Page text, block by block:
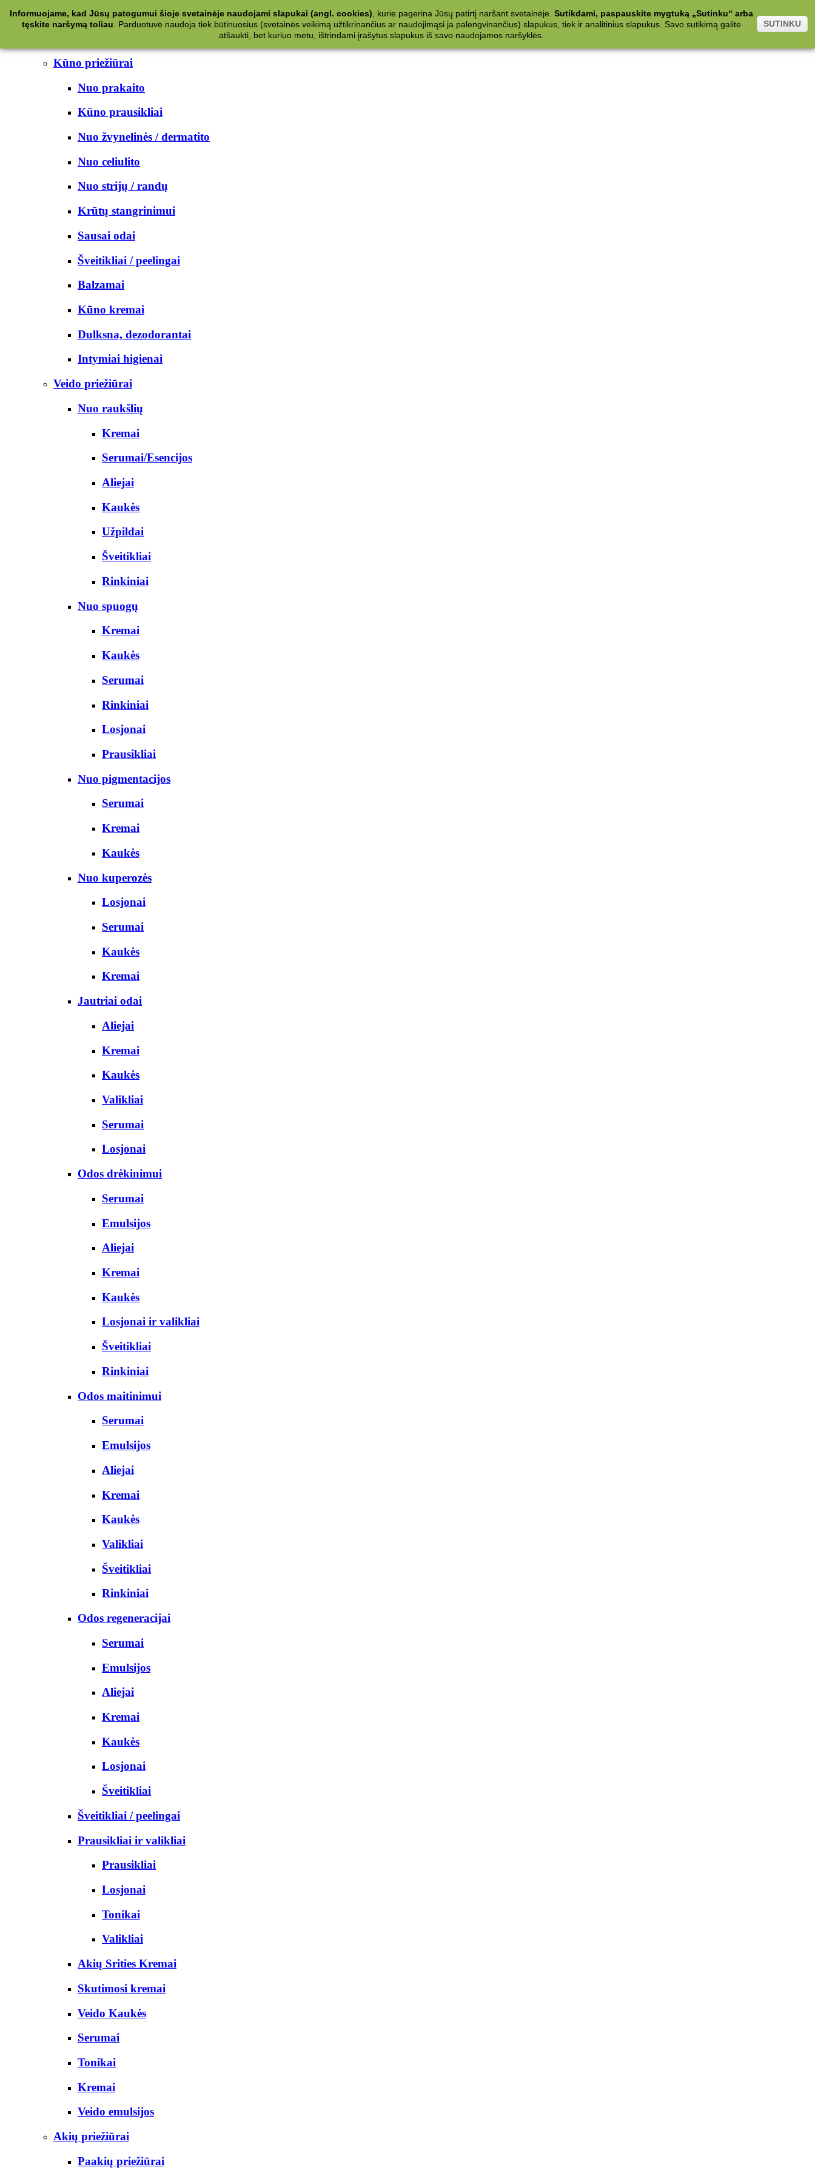
Kategorijos
Kūno priežiūrai
Nuo prakaito
Kūno prausikliai
Nuo žvynelinės / dermatito
Nuo celiulito
Nuo strijų / randų
Krūtų stangrinimui
Sausai odai
Šveitikliai / peelingai
Balzamai
Kūno kremai
Dulksna, dezodorantai
Intymiai higienai
Veido priežiūrai
Nuo raukšlių
Kremai
Serumai/Esencijos
Aliejai
Kaukės
Užpildai
Šveitikliai
Rinkiniai
Nuo spuogų
Kremai
Kaukės
Serumai
Rinkiniai
Losjonai
Prausikliai
Nuo pigmentacijos
Serumai
Kremai
Kaukės
Nuo kuperozės
Losjonai
Serumai
Kaukės
Kremai
Jautriai odai
Aliejai
Kremai
Kaukės
Valikliai
Serumai
Losjonai
Odos drėkinimui
Serumai
Emulsijos
Aliejai
Kremai
Kaukės
Losjonai ir valikliai
Šveitikliai
Rinkiniai
Odos maitinimui
Serumai
Emulsijos
Aliejai
Kremai
Kaukės
Valikliai
Šveitikliai
Rinkiniai
Odos regeneracijai
Serumai
Emulsijos
Aliejai
Kremai
Kaukės
Losjonai
Šveitikliai
Šveitikliai / peelingai
Prausikliai ir valikliai
Prausikliai
Losjonai
Tonikai
Valikliai
Akių Srities Kremai
Skutimosi kremai
Veido Kaukės
Serumai
Tonikai
Kremai
Veido emulsijos
Akių priežiūrai
Paakių priežiūrai
Informuojame, kad Jūsų patogumui šioje svetainėje naudojami slapukai (angl. cookies) , kurie pagerina Jūsų patirtį naršant svetainėje. Sutikdami, paspauskite mygtuką „Sutinku“ arba
tęskite naršymą toliau
Parduotuvė naudoja tiek būtinuosius (svetainės veikimą užtikrinančius ar naudojimąsi ja palengvinančius) slapukus, tiek ir analitinius slapukus. Savo sutikimą galite
atšaukti, bet kuriuo metu, ištrindami įrašytus slapukus iš savo naudojamos naršyklės.
SUTINKU